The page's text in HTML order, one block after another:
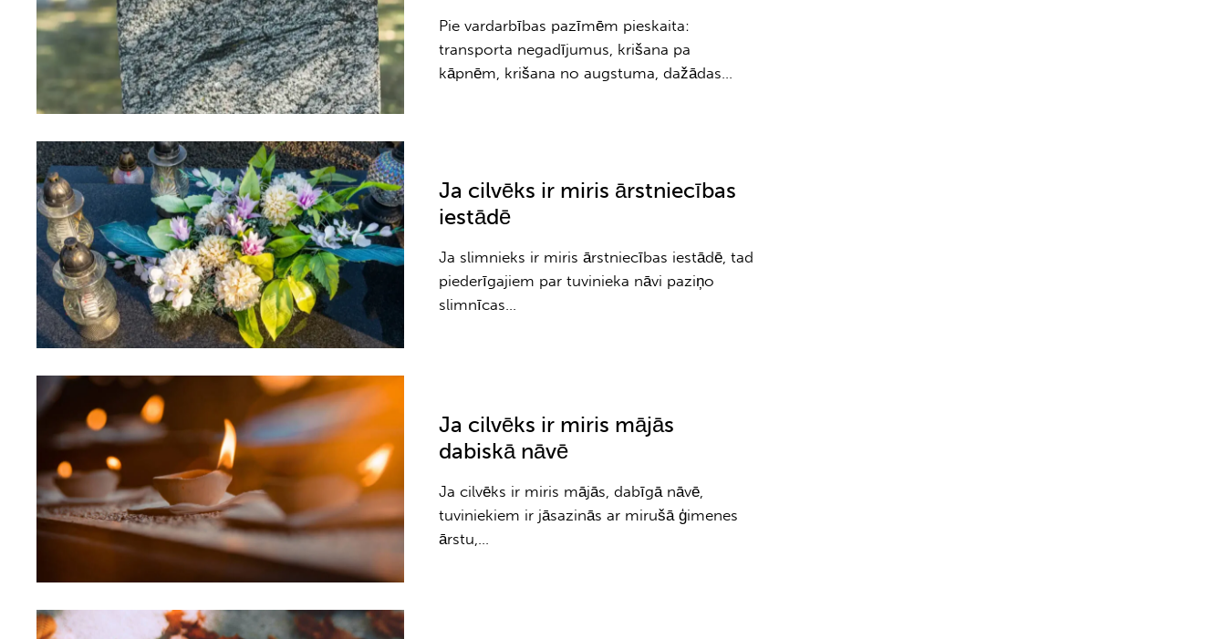
Pie vardarbības pazīmēm pieskaita:
transporta negadījumus, krišana pa
kāpnēm, krišana no augstuma, dažādas…
Ja cilvēks ir miris ārstniecības
iestādē
Ja slimnieks ir miris ārstniecības iestādē, tad
piederīgajiem par tuvinieka nāvi paziņo
slimnīcas…
Ja cilvēks ir miris mājās
dabiskā nāvē
Ja cilvēks ir miris mājās, dabīgā nāvē,
tuviniekiem ir jāsazinās ar mirušā ģimenes
ārstu,…